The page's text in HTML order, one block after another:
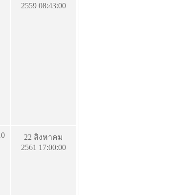
2559 08:43:00
22 สิงหาคม
2561 17:00:00